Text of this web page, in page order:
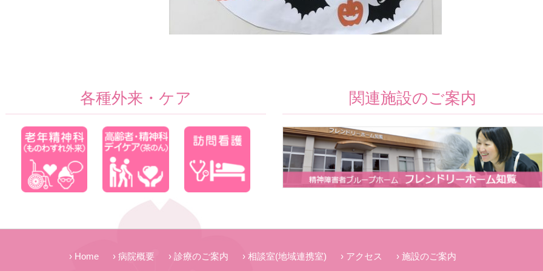
各種外来・ケア 関連施設のご案内
Home 病院概要 診療のご案内 相談室(地域連携室) アクセス 施設のご案内